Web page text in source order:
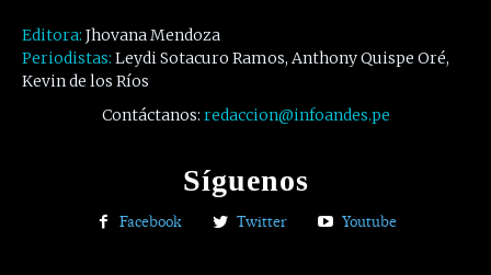
Editora: Jhovana Mendoza
Periodistas: Leydi Sotacuro Ramos, Anthony Quispe Oré,
Kevin de los Ríos
Contáctanos: redaccion@infoandes.pe
Síguenos
Facebook Twitter Youtube